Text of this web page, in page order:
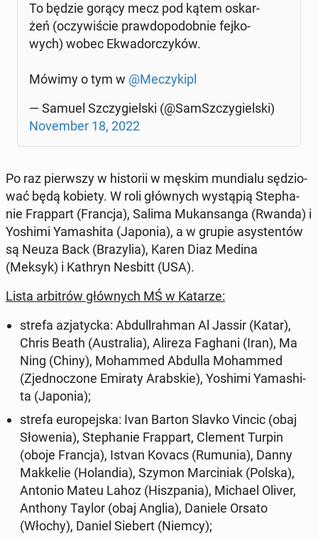
To będzie gorący mecz pod kątem oskar­
żeń (oczy­wi­ście praw­do­po­dob­nie fej­ko­
wych) wobec Ekwa­dor­czy­ków.
Mówimy o tym w @Me­czy­kipl
— Samuel Szczy­giel­ski (@SamSz­czy­giel­ski)
No­vem­ber 18, 2022
Po raz pierw­szy w hi­sto­rii w męskim mun­dia­lu sę­dzio­
wać będą kobiety. W roli głów­nych wy­stą­pią Ste­pha­
nie Frap­part (Francja), Salima Mu­kan­san­ga (Rwanda) i
Yoshimi Yama­shi­ta (Japonia), a w grupie asy­sten­tów
są Neuza Back (Bra­zy­lia), Karen Diaz Medina
(Meksyk) i Kathryn Nesbitt (USA).
Lista ar­bi­trów głów­nych MŚ w Katarze:
strefa azja­tyc­ka: Ab­dul­l­rah­man Al Jassir (Katar),
Chris Beath (Au­stra­lia), Alireza Faghani (Iran), Ma
Ning (Chiny), Mo­ham­med Abdulla Mo­ham­med
(Zjed­no­czo­ne Emiraty Arab­skie), Yoshimi Yama­shi­
ta (Japonia);
strefa eu­ro­pej­ska: Ivan Barton Slavko Vincic (obaj
Sło­we­nia), Ste­pha­nie Frap­part, Clement Turpin
(oboje Francja), Istvan Kovacs (Rumunia), Danny
Mak­ke­lie (Ho­lan­dia), Szymon Mar­ci­niak (Polska),
Antonio Mateu Lahoz (Hisz­pa­nia), Michael Oliver,
Anthony Taylor (obaj Anglia), Daniele Orsato
(Włochy), Daniel Siebert (Niemcy);